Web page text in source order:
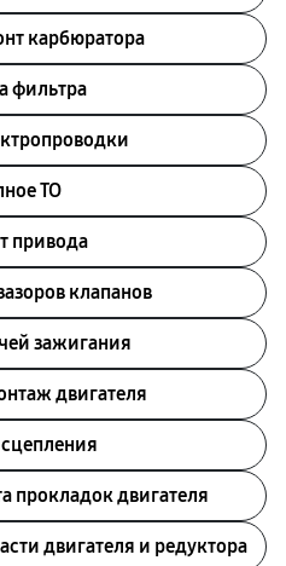
карбюратора
фильтра
ТО
привода
клапанов
зажигания
двигателя
прокладок двигателя
двигателя и редуктора